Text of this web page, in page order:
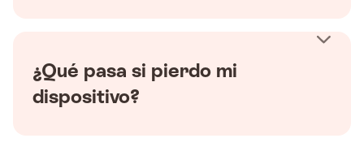
¿Qué pasa si pierdo mi
dispositivo?